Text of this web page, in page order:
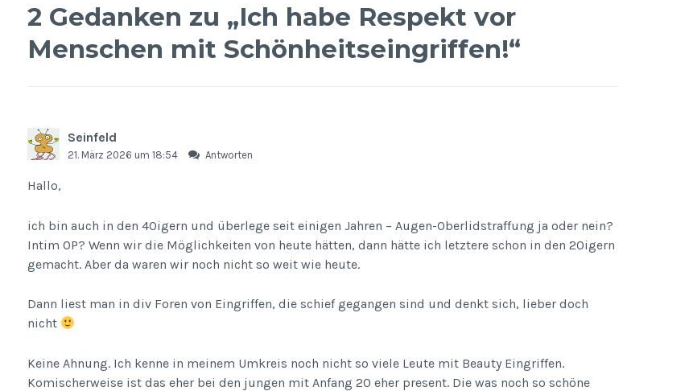
2 Gedanken zu „Ich habe Respekt vor
Menschen mit Schönheitseingriffen!“
Seinfeld
21. März 2026 um 18:54 Antworten
Hallo,
ich bin auch in den 40igern und überlege seit einigen Jahren – Augen-Oberlidstraffung ja oder nein?
Intim OP? Wenn wir die Möglichkeiten von heute hätten, dann hätte ich letztere schon in den 20igern
gemacht. Aber da waren wir noch nicht so weit wie heute.
Dann liest man in div Foren von Eingriffen, die schief gegangen sind und denkt sich, lieber doch
nicht
Keine Ahnung. Ich kenne in meinem Umkreis noch nicht so viele Leute mit Beauty Eingriffen.
Komischerweise ist das eher bei den jungen mit Anfang 20 eher present. Die was noch so schöne